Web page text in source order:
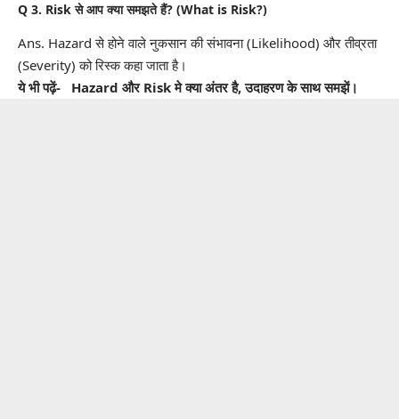
Q 3. Risk से आप क्या समझते हैं? (What is Risk?)
Ans. Hazard से होने वाले नुकसान की संभावना (Likelihood) और तीव्रता
(Severity) को रिस्क कहा जाता है।
ये भी पढ़ें- Hazard और Risk मे क्या अंतर है, उदाहरण के साथ समझें।